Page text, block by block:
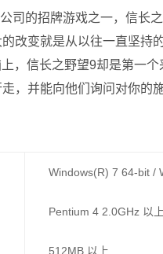
的招牌游戏之一，信长
改变就是从以往一直坚持
，信长之野望9却是第一
，并能向他们询问对你的
Windows(R) 7 64-bit /
Pentium 4 2.0GHz 以上
512MB 以上